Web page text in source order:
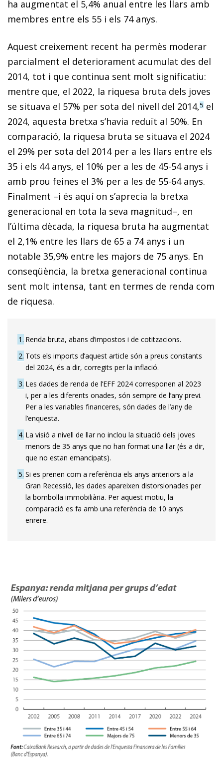
ha augmentat el 5,4% anual entre les llars amb
membres entre els 55 i els 74 anys.
Aquest creixement recent ha permès moderar
parcialment el deteriorament acumulat des del
2014, tot i que continua sent molt significatiu:
mentre que, el 2022, la riquesa bruta dels joves
se situava el 57% per sota del nivell del 2014,5 el
2024, aquesta bretxa s’havia reduït al 50%. En
comparació, la riquesa bruta se situava el 2024
el 29% per sota del 2014 per a les llars entre els
35 i els 44 anys, el 10% per a les de 45-54 anys i
amb prou feines el 3% per a les de 55-64 anys.
Finalment –i és aquí on s’aprecia la bretxa
generacional en tota la seva magnitud–, en
l’última dècada, la riquesa bruta ha augmentat
el 2,1% entre les llars de 65 a 74 anys i un
notable 35,9% entre les majors de 75 anys. En
conseqüència, la bretxa generacional continua
sent molt intensa, tant en termes de renda com
de riquesa.
1 Renda bruta, abans d’impostos i de cotitzacions.
2 Tots els imports d’aquest article són a preus constants
del 2024, és a dir, corregits per la inflació.
3 Les dades de renda de l’EFF 2024 corresponen al 2023
i, per a les diferents onades, són sempre de l’any previ.
Per a les variables financeres, són dades de l’any de
l’enquesta.
4 La visió a nivell de llar no inclou la situació dels joves
menors de 35 anys que no han format una llar (és a dir,
que no estan emancipats).
5 Si es prenen com a referència els anys anteriors a la
Gran Recessió, les dades apareixen distorsionades per
la bombolla immobiliària. Per aquest motiu, la
comparació es fa amb una referència de 10 anys
enrere.